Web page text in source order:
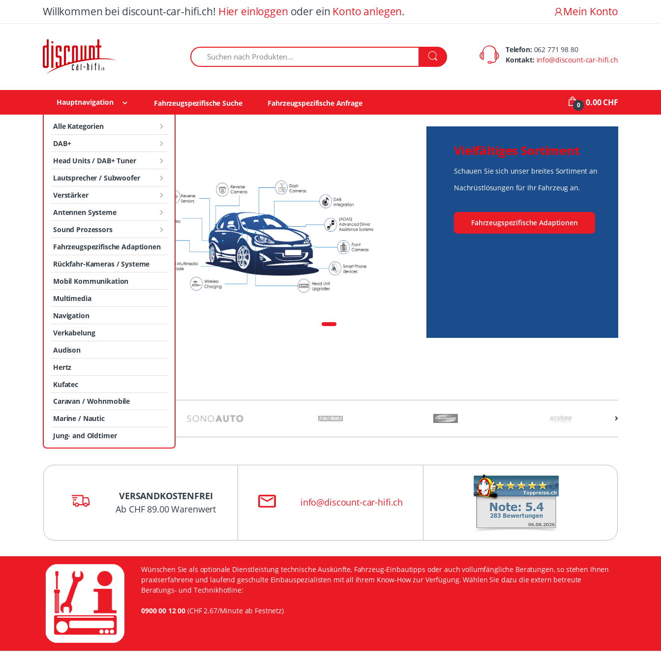
Willkommen bei discount-car-hifi.ch! Hier einloggen oder ein Konto anlegen. Mein Konto
Suchen nach Produkten: Telefon: 062 771 98 80
Kontakt: info@discount-car-hifi.ch
Hauptnavigation
Alle Kategorien
DAB+
Head Units / DAB+ Tuner
Lautsprecher / Subwoofer
Verstärker
Antennen Systeme
Sound Prozessors
Fahrzeugspezifische Adaptionen
Rückfahr-Kameras / Systeme
Mobil Kommunikation
Multimedia
Navigation
Verkabelung
Audison
Hertz
Kufatec
Caravan / Wohnmobile
Marine / Nautic
Jung- and Oldtimer
Fahrzeugspezifische Suche Fahrzeugspezifische Anfrage 0 0.00 CHF
Vielfältiges Sortiment
Schauen Sie sich unser breites Sortiment an
Nachrüstlösungen für Ihr Fahrzeug an.
Fahrzeugspezifische Adaptionen
VERSANDKOSTENFREI
Ab CHF 89.00 Warenwert
info@discount-car-hifi.ch
Wünschen Sie als optionale Dienstleistung technische Auskünfte, Fahrzeug-Einbautipps oder auch vollumfängliche Beratungen, so stehen Ihnen
praxiserfahrene und laufend geschulte Einbauspezialisten mit all ihrem Know-How zur Verfügung. Wählen Sie dazu die extern betreute
Beratungs- und Technikhotline:
0900 00 12 00 (CHF 2.67/Minute ab Festnetz)